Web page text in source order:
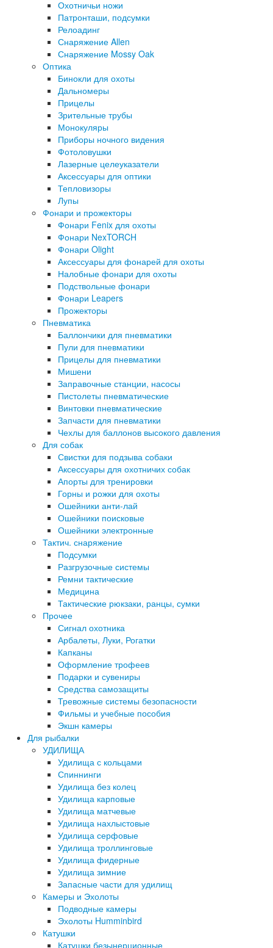
Охотничьи ножи
Патронташи, подсумки
Релоадинг
Снаряжение Allen
Снаряжение Mossy Oak
Оптика
Бинокли для охоты
Дальномеры
Прицелы
Зрительные трубы
Монокуляры
Приборы ночного видения
Фотоловушки
Лазерные целеуказатели
Аксессуары для оптики
Тепловизоры
Лупы
Фонари и прожекторы
Фонари Fenix для охоты
Фонари NexTORCH
Фонари Olight
Аксессуары для фонарей для охоты
Налобные фонари для охоты
Подствольные фонари
Фонари Leapers
Прожекторы
Пневматика
Баллончики для пневматики
Пули для пневматики
Прицелы для пневматики
Мишени
Заправочные станции, насосы
Пистолеты пневматические
Винтовки пневматические
Запчасти для пневматики
Чехлы для баллонов высокого давления
Для собак
Свистки для подзыва собаки
Аксессуары для охотничих собак
Апорты для тренировки
Горны и рожки для охоты
Ошейники анти-лай
Ошейники поисковые
Ошейники электронные
Тактич. снаряжение
Подсумки
Разгрузочные системы
Ремни тактические
Медицина
Тактические рюкзаки, ранцы, сумки
Прочее
Сигнал охотника
Арбалеты, Луки, Рогатки
Капканы
Оформление трофеев
Подарки и сувениры
Средства самозащиты
Тревожные системы безопасности
Фильмы и учебные пособия
Экшн камеры
Для рыбалки
УДИЛИЩА
Удилища с кольцами
Спиннинги
Удилища без колец
Удилища карповые
Удилища матчевые
Удилища нахлыстовые
Удилища серфовые
Удилища троллинговые
Удилища фидерные
Удилища зимние
Запасные части для удилищ
Камеры и Эхолоты
Подводные камеры
Эхолоты Humminbird
Катушки
Катушки безынерционные